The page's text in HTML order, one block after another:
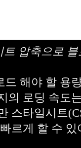
트 압축으로
드 해야 할 용
의 로딩 속도
스타일시트
르게 할 수 있